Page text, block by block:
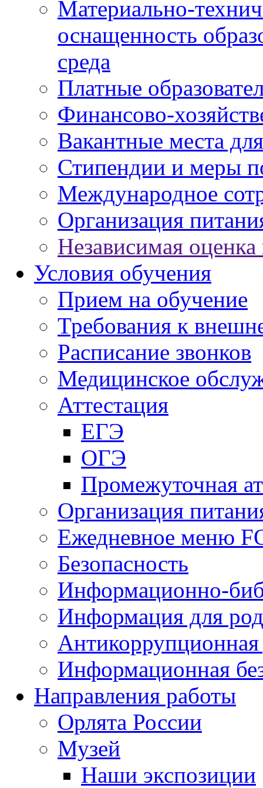
Материально-
оснащенность
среда
Платные
Финансово-
Вакантные места
Стипендии и меры
Международное
Организация
Независимая оценка
Условия обучения
Прием на обучение
Требования к
Расписание звонков
Медицинское
Аттестация
ЕГЭ
ОГЭ
Промежуточная
Организация
Ежедневное меню
Безопасность
Информационно-
Информация для
Антикоррупционная
Информационная
Направления работы
Орлята России
Музей
Наши экспозиции